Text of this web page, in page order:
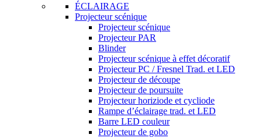
ÉCLAIRAGE
Projecteur scénique
Projecteur scénique
Projecteur PAR
Blinder
Projecteur scénique à effet décoratif
Projecteur PC / Fresnel Trad. et LED
Projecteur de découpe
Projecteur de poursuite
Projecteur horiziode et cycliode
Rampe d’éclairage trad. et LED
Barre LED couleur
Projecteur de gobo